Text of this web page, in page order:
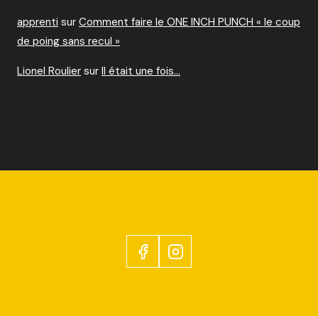
apprenti sur Comment faire le ONE INCH PUNCH « le coup
de poing sans recul »
Lionel Roulier sur Il était une fois…